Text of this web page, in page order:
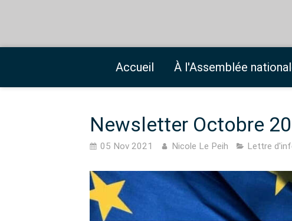
Accueil À l'Assemblée
Newsletter Octobre
05 Nov 2021 Nicole Le Peih Lettre